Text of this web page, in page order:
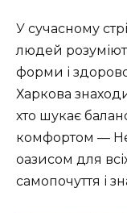
У сучасному
людей
форми і
Харкова
хто шукає
комфортом —
оазисом для
самопочуття і